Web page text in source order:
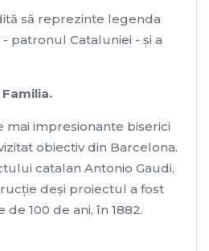
să reprezinte legenda
patronul Cataluniei - şi a
mai impresionante biserici
obiectiv din Barcelona.
catalan Antonio Gaudi,
deși proiectul a fost
100 de ani, în 1882.